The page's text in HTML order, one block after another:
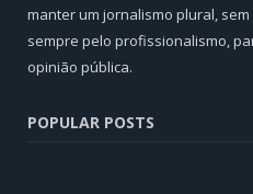
manter um jornalismo plural,
sempre pelo profissionalismo,
opinião pública.
POPULAR POSTS